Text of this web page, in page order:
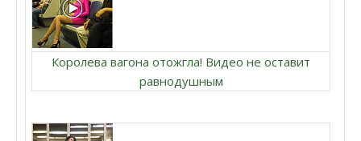
Королева вагона отожгла! Видео не оставит
равнодушным